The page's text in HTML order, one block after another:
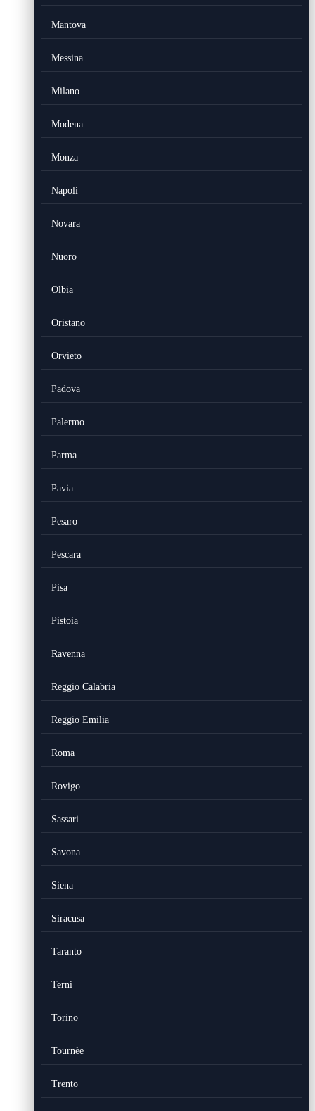
Mantova
Messina
Milano
Modena
Monza
Napoli
Novara
Nuoro
Olbia
Oristano
Orvieto
Padova
Palermo
Parma
Pavia
Pesaro
Pescara
Pisa
Pistoia
Ravenna
Reggio Calabria
Reggio Emilia
Roma
Rovigo
Sassari
Savona
Siena
Siracusa
Taranto
Terni
Torino
Tournèe
Trento